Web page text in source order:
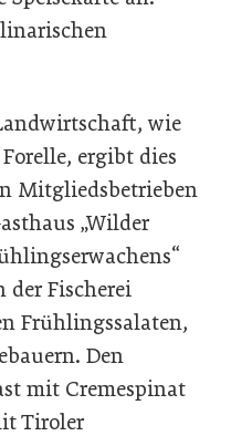
wie
ergibt dies
Mitgliedsbetrieben
„Wilder
der Fischerei
Frühlingssalaten,
Den
mit Cremespinat
Tiroler